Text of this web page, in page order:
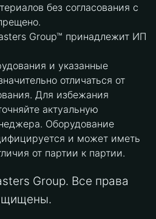
без согласования с
Group™ принадлежит ИП
и указанные
отличаться от
Для избежания
актуальную
Оборудование
и может иметь
от партии к партии.
Group. Все права